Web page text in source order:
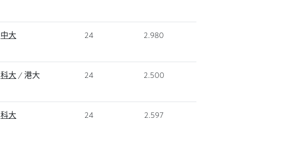
中大 24 2.980
科大 / 港大 24 2.500
科大 24 2.597